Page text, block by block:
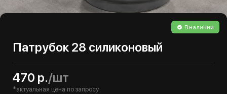
В наличии
Патрубок 28 силиконовый
470 р./шт
*актуальная цена по запросу